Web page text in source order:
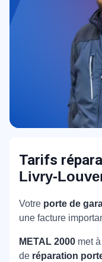
Tarifs
Livry-
Votre porte de
une facture
METAL 2000 met
de réparation